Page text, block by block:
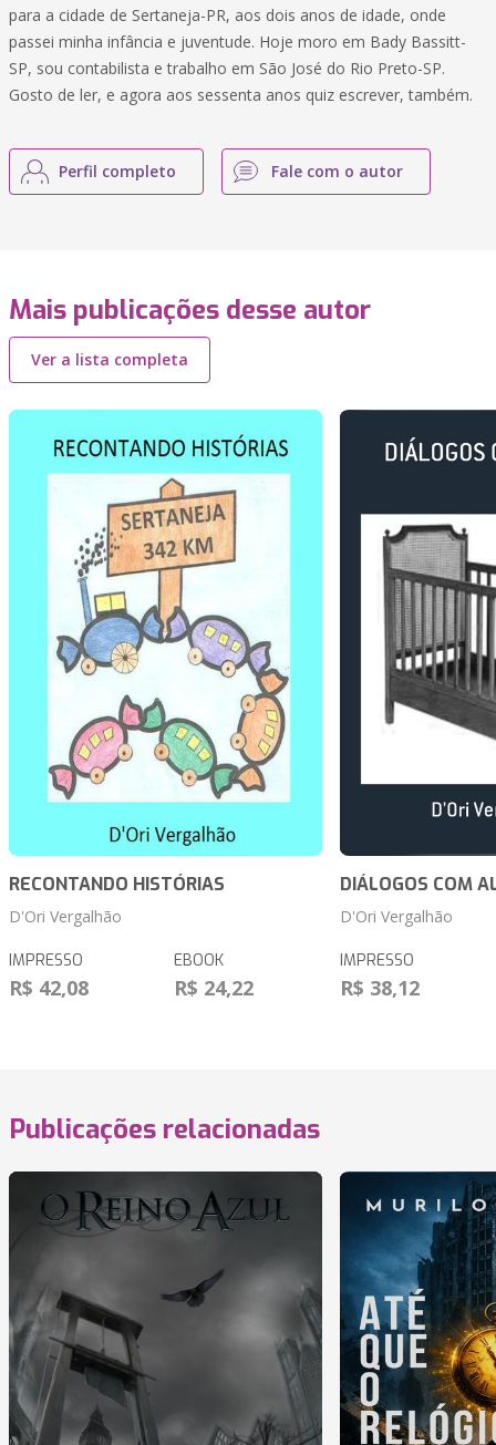
para a cidade de Sertaneja-PR, aos dois anos de idade, onde
passei minha infância e juventude. Hoje moro em Bady Bassitt-
SP, sou contabilista e trabalho em São José do Rio Preto-SP.
Gosto de ler, e agora aos sessenta anos quiz escrever, também.
Perfil completo Fale com o autor
Mais publicações desse autor
Ver a lista completa
RECONTANDO HISTÓRIAS
D'Ori Vergalhão
IMPRESSO
R$ 42,08
EBOOK
R$ 24,22
DIÁLOGOS COM
D'Ori Vergalhão
IMPRESSO
R$ 38,12
Publicações relacionadas